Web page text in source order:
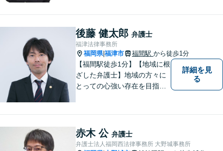
貞慰謝料請求のご相談はお任
せください【夜間／休日相談
可（要予約）】
後藤 健太郎 弁護士
福津法律事務所
福岡県|福津市 福間駅 から徒歩1分
【福間駅徒歩1分】【地域に根
ざした弁護士】地域の方々に
とっての心強い存在を目指し
応可能。【明確な料金体系】
身近な法律家として気軽にご
詳細を見
る
赤木 公 弁護士
弁護士法人福岡西法律事務所 大野城事務所